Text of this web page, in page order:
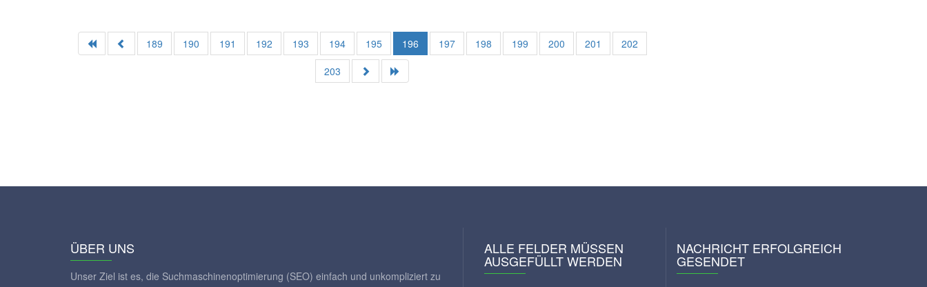
189 190 191 192 193 194 195 196 197 198 199 200 201
202
203
ÜBER UNS
Unser Ziel ist es, die Suchmaschinenoptimierung (SEO) einfach und unkompliziert zu
ALLE FELDER MÜSSEN
AUSGEFÜLLT WERDEN
NACHRICHT ERFOLGREICH
GESENDET